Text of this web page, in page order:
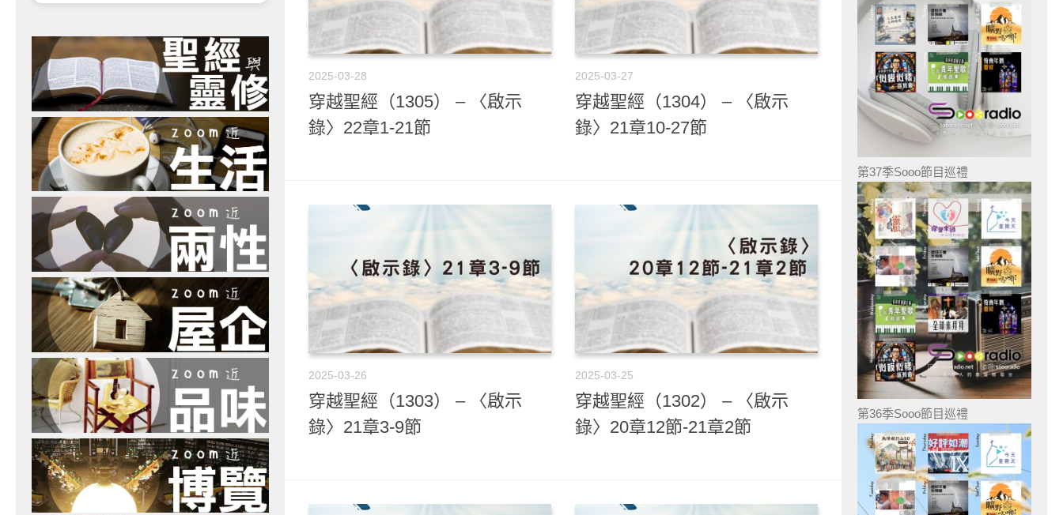
2025-03-28
穿越聖經（1305） – 〈啟示
錄〉22章1-21節
2025-03-27
穿越聖經（1304） – 〈啟示
錄〉21章10-27節
2025-03-26
穿越聖經（1303） – 〈啟示
錄〉21章3-9節
2025-03-25
穿越聖經（1302） – 〈啟示
錄〉20章12節-21章2節
第37季Sooo節目巡禮
第36季Sooo節目巡禮